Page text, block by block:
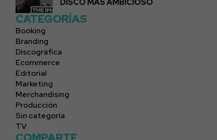
DISCO MÁS AMBICIOSO
CATEGORÍAS
Booking
Branding
Discográfica
Ecommerce
Editorial
Marketing
Merchandising
Producción
Sin categoría
TV